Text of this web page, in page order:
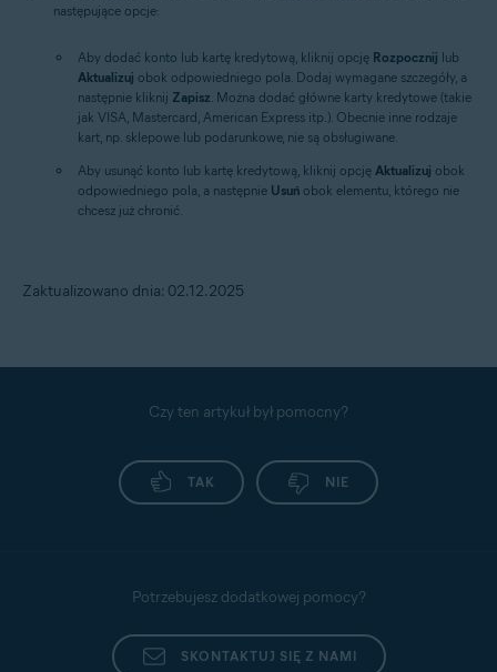
następujące opcje:
Aby dodać konto lub kartę kredytową, kliknij opcję Rozpocznij lub
Aktualizuj obok odpowiedniego pola. Dodaj wymagane szczegóły, a
następnie kliknij Zapisz. Można dodać główne karty kredytowe (takie
jak VISA, Mastercard, American Express itp.). Obecnie inne rodzaje
kart, np. sklepowe lub podarunkowe, nie są obsługiwane.
Aby usunąć konto lub kartę kredytową, kliknij opcję Aktualizuj obok
odpowiedniego pola, a następnie Usuń obok elementu, którego nie
chcesz już chronić.
Zaktualizowano dnia: 02.12.2025
Czy ten artykuł był pomocny?
TAK NIE
Potrzebujesz dodatkowej pomocy?
SKONTAKTUJ SIĘ Z NAMI